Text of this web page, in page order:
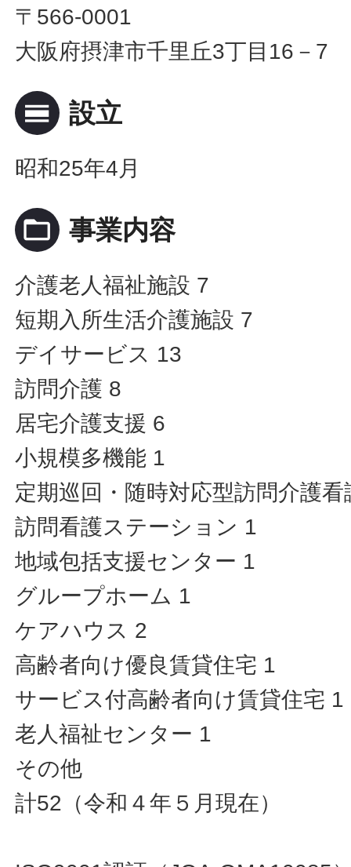
〒566-0001
大阪府摂津市千里丘3丁目16－7
calendar_view_day 設立
昭和25年4月
folder_open 事業内容
介護老人福祉施設 7
短期入所生活介護施設 7
デイサービス 13
訪問介護 8
居宅介護支援 6
小規模多機能 1
定期巡回・随時対応型訪問介護看
訪問看護ステーション 1
地域包括支援センター 1
グループホーム 1
ケアハウス 2
高齢者向け優良賃貸住宅 1
サービス付高齢者向け賃貸住宅 1
老人福祉センター 1
その他
計52（令和４年５月現在）